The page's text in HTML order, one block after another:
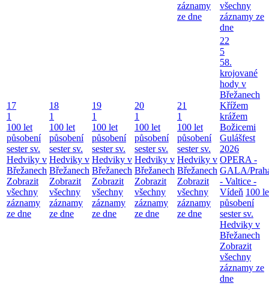
záznamy
ze dne
všechny
záznamy ze
dne
17
1
100 let
působení
sester sv.
Hedviky v
Břežanech
Zobrazit
všechny
záznamy
ze dne
18
1
100 let
působení
sester sv.
Hedviky v
Břežanech
Zobrazit
všechny
záznamy
ze dne
19
1
100 let
působení
sester sv.
Hedviky v
Břežanech
Zobrazit
všechny
záznamy
ze dne
20
1
100 let
působení
sester sv.
Hedviky v
Břežanech
Zobrazit
všechny
záznamy
ze dne
21
1
100 let
působení
sester sv.
Hedviky v
Břežanech
Zobrazit
všechny
záznamy
ze dne
22
5
58.
krojované
hody v
Břežanech
Křížem
krážem
Božicemi
Gulášfest
2026
OPERA -
GALA/
- Valtice -
Vídeň 100
působení
sester sv.
Hedviky v
Břežanech
Zobrazit
všechny
záznamy ze
dne